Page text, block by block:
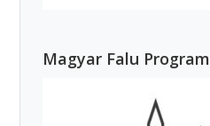
Magyar Falu Program